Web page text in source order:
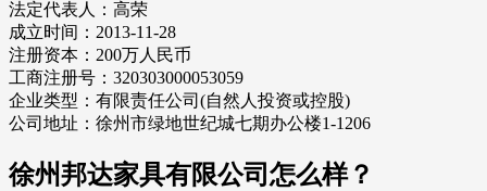
法定代表人：高荣
成立时间：2013-11-28
注册资本：200万人民币
工商注册号：320303000053059
企业类型：有限责任公司(自然人投资或控股)
公司地址：徐州市绿地世纪城七期办公楼1-1206
徐州邦达家具有限公司怎么样？